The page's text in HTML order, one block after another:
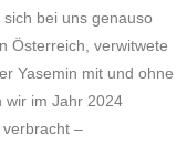
sich bei uns genauso
Österreich, verwitwete
Yasemin mit und ohne
wir im Jahr 2024
–